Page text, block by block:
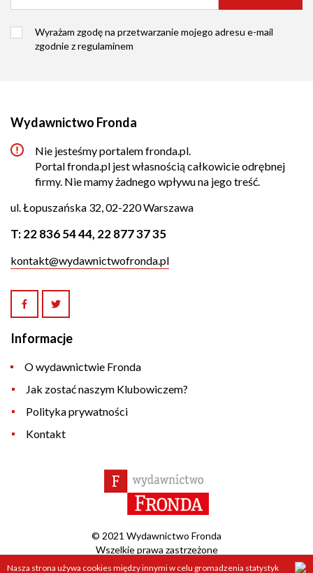
Wyrażam zgodę na przetwarzanie mojego adresu e-mail
zgodnie zregulaminem
Wydawnictwo Fronda
Nie jesteśmy portalem fronda.pl.
Portal fronda.pl jest własnością całkowicie odrębnej
firmy. Nie mamy żadnego wpływu na jego treść.
ul. Łopuszańska 32, 02-220 Warszawa
T:22 836 54 44, 22 877 37 35
kontakt@wydawnictwofronda.pl
Informacje
O wydawnictwie Fronda
Jak zostać naszym Klubowiczem?
Polityka prywatności
Kontakt
© 2021 Wydawnictwo Fronda
Wszelkie prawa zastrzeżone
Nasza strona używa cookies między innymi w celu gromadzenia statystyk